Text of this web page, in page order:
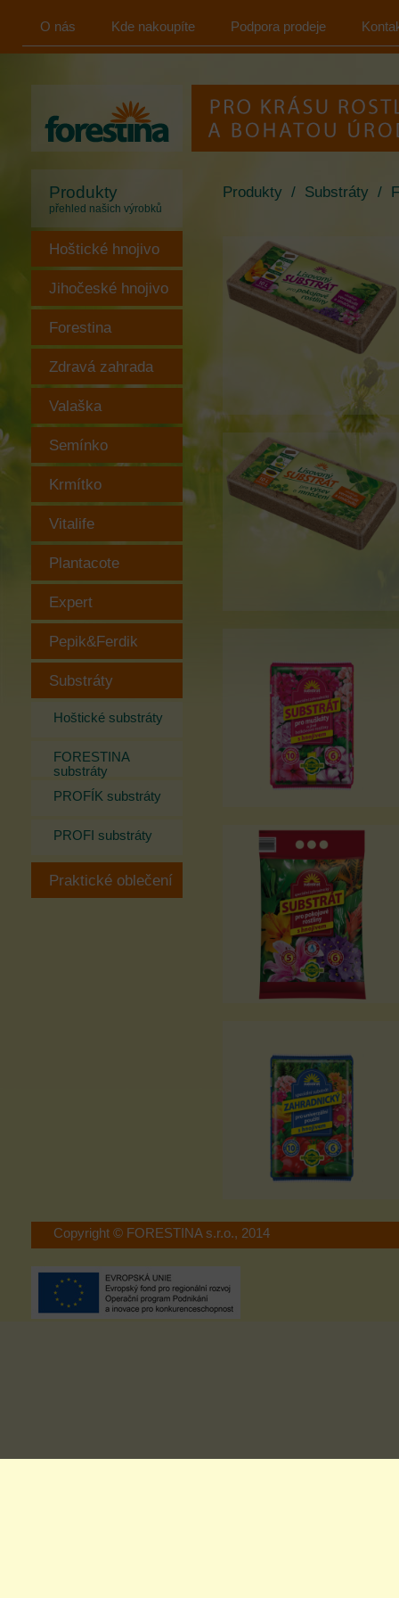
O nás Kde nakoupíte Podpora prodeje
s.r.o.
Produkty
přehled našich výrobků
Hoštické hnojivo
Jihočeské hnojivo
Forestina
Zdravá zahrada
Valaška
Semínko
Krmítko
Vitalife
Plantacote
Expert
Pepik&Ferdik
Substráty
Hoštické substráty
FORESTINA
substráty
PROFÍK substráty
PROFI substráty
Praktické oblečení
Produkty / Substráty /
Copyright © FORESTINA s.r.o., 2014